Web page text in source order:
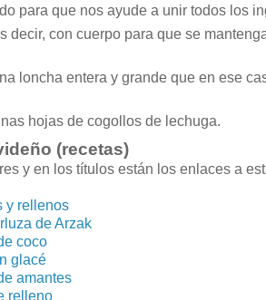
para que nos ayude a unir todos los
con cuerpo para que se
loncha entera y grande que en ese
hojas de cogollos de lechuga.
(recetas)
y en los títulos están los enlaces a
y rellenos
de Arzak
coco
glacé
amantes
relleno